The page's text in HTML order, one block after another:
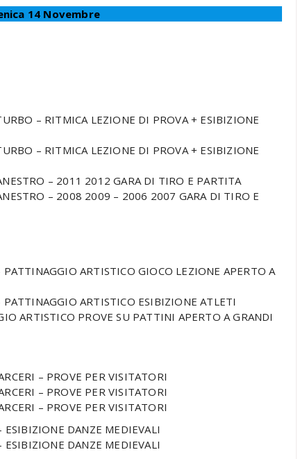
14 Novembre
– RITMICA LEZIONE DI PROVA + ESIBIZIONE
– RITMICA LEZIONE DI PROVA + ESIBIZIONE
– 2011 2012 GARA DI TIRO E PARTITA
– 2008 2009 – 2006 2007 GARA DI TIRO E
PATTINAGGIO ARTISTICO GIOCO LEZIONE APERTO A
PATTINAGGIO ARTISTICO ESIBIZIONE ATLETI
ARTISTICO PROVE SU PATTINI APERTO A GRANDI
– PROVE PER VISITATORI
– PROVE PER VISITATORI
– PROVE PER VISITATORI
DANZE MEDIEVALI
DANZE MEDIEVALI